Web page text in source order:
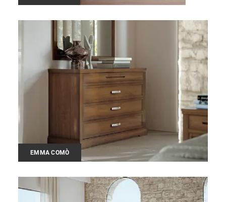
EMMA COMÒ